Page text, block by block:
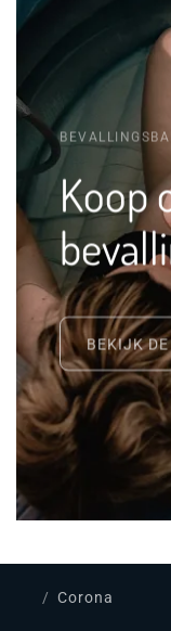
Koop
BEKIJK
Corona